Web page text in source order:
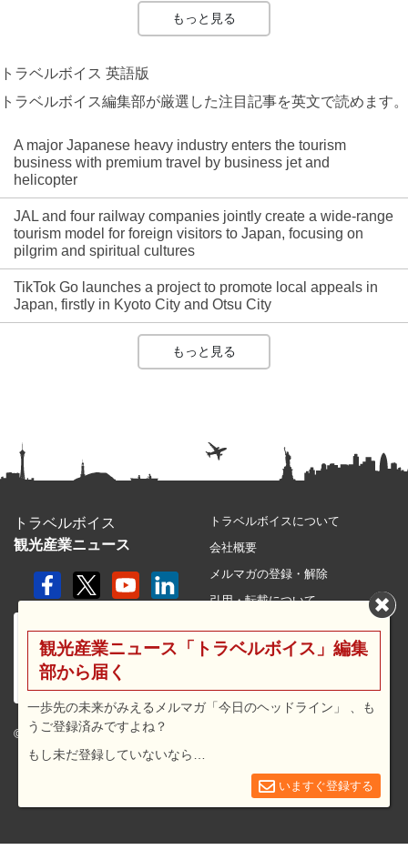
もっと見る
トラベルボイス 英語版
トラベルボイス編集部が厳選した注目記事を英文で読めます。
A major Japanese heavy industry enters the tourism
business with premium travel by business jet and
helicopter
JAL and four railway companies jointly create a wide-range
tourism model for foreign visitors to Japan, focusing on
pilgrim and spiritual cultures
TikTok Go launches a project to promote local appeals in
Japan, firstly in Kyoto City and Otsu City
もっと見る
トラベルボイス
観光産業ニュース
© 2026 travel voice.
トラベルボイスについて
会社概要
メルマガの登録・解除
引用・転載について
利用規約
広告メニュー・料金
観光産業ニュース「トラベルボイス」編集
部から届く
一歩先の未来がみえるメルマガ「今日のヘッドライン」 、も
うご登録済みですよね？
もし未だ登録していないなら…
いますぐ登録する